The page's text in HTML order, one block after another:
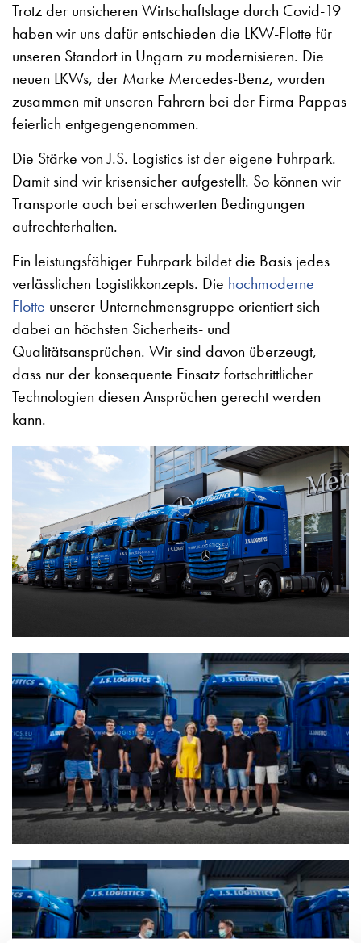
Trotz der unsicheren Wirtschaftslage durch Covid-19
haben wir uns dafür entschieden die LKW-Flotte für
unseren Standort in Ungarn zu modernisieren. Die
neuen LKWs, der Marke Mercedes-Benz, wurden
zusammen mit unseren Fahrern bei der Firma Pappas
feierlich entgegengenommen.
Die Stärke von J.S. Logistics ist der eigene Fuhrpark.
Damit sind wir krisensicher aufgestellt. So können wir
Transporte auch bei erschwerten Bedingungen
aufrechterhalten.
Ein leistungsfähiger Fuhrpark bildet die Basis jedes
verlässlichen Logistikkonzepts. Die hochmoderne
Flotte unserer Unternehmensgruppe orientiert sich
dabei an höchsten Sicherheits- und
Qualitätsansprüchen. Wir sind davon überzeugt,
dass nur der konsequente Einsatz fortschrittlicher
Technologien diesen Ansprüchen gerecht werden
kann.